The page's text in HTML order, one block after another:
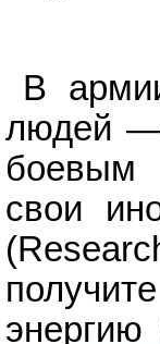
В
людей —
боевым
свои